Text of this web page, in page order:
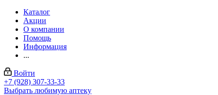
Каталог
Акции
О компании
Помощь
Информация
...
Войти
+7 (928) 307-33-33
Выбрать любимую аптеку